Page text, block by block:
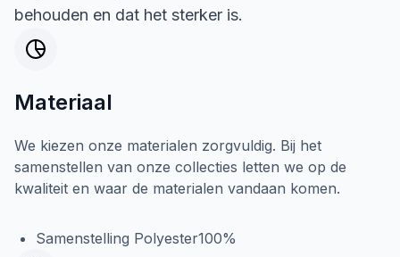
behouden en dat het sterker is.
Materiaal
We kiezen onze materialen zorgvuldig. Bij het
samenstellen van onze collecties letten we op de
kwaliteit en waar de materialen vandaan komen.
Samenstelling Polyester100%